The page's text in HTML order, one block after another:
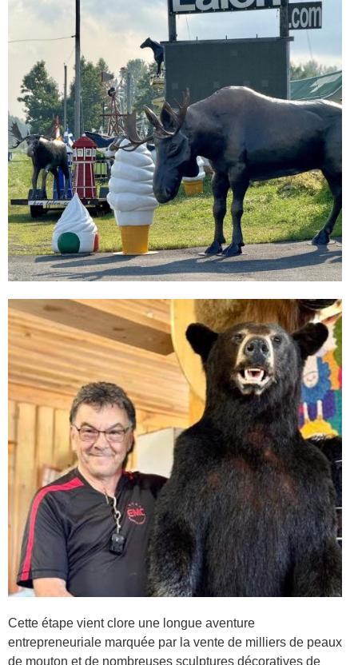
Cette étape vient clore une longue aventure
entrepreneuriale marquée par la vente de milliers de peaux
de mouton et de nombreuses sculptures décoratives de